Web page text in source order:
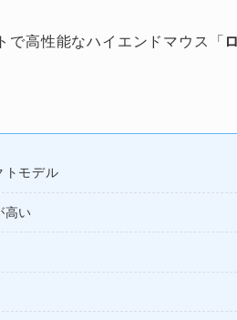
高性能なハイエンドマウス「
トモデル
高い